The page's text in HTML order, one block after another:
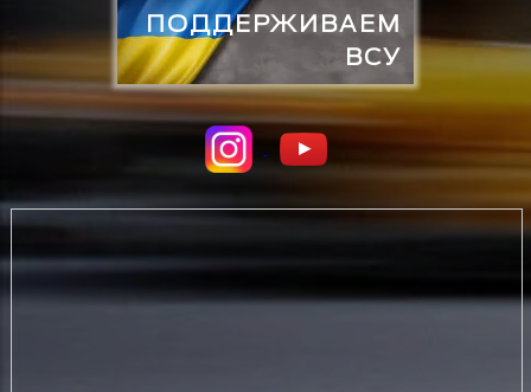
ПОДДЕРЖИВАЕМ
ВСУ